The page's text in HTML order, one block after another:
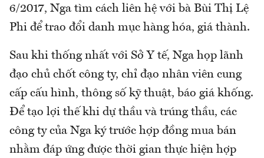
6/2017, Nga tìm cách liên hệ với bà Bùi Thị Lệ
Phi để trao đổi danh mục hàng hóa, giá thành.
Sau khi thống nhất với Sở Y tế, Nga họp lãnh
đạo chủ chốt công ty, chỉ đạo nhân viên cung
cấp cấu hình, thông số kỹ thuật, báo giá khống.
Để tạo lợi thế khi dự thầu và trúng thầu, các
công ty của Nga ký trước hợp đồng mua bán
nhằm đáp ứng được thời gian thực hiện hợp